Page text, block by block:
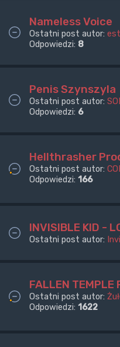
Nameless Voice
Ostatni post autor: est
Odpowiedzi: 8
Penis Szynszyla
Ostatni post autor:
Odpowiedzi: 6
Hellthrasher
Ostatni post autor:
Odpowiedzi: 166
INVISIBLE KID -
Ostatni post autor:
FALLEN TEMPLE
Ostatni post autor:
Odpowiedzi: 1622